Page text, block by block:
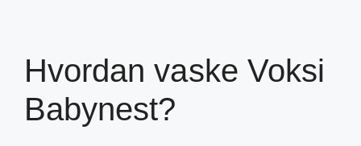
Hvordan vaske Voksi
Babynest?